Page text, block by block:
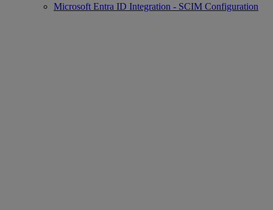
Microsoft Entra ID Integration - SCIM Configuration